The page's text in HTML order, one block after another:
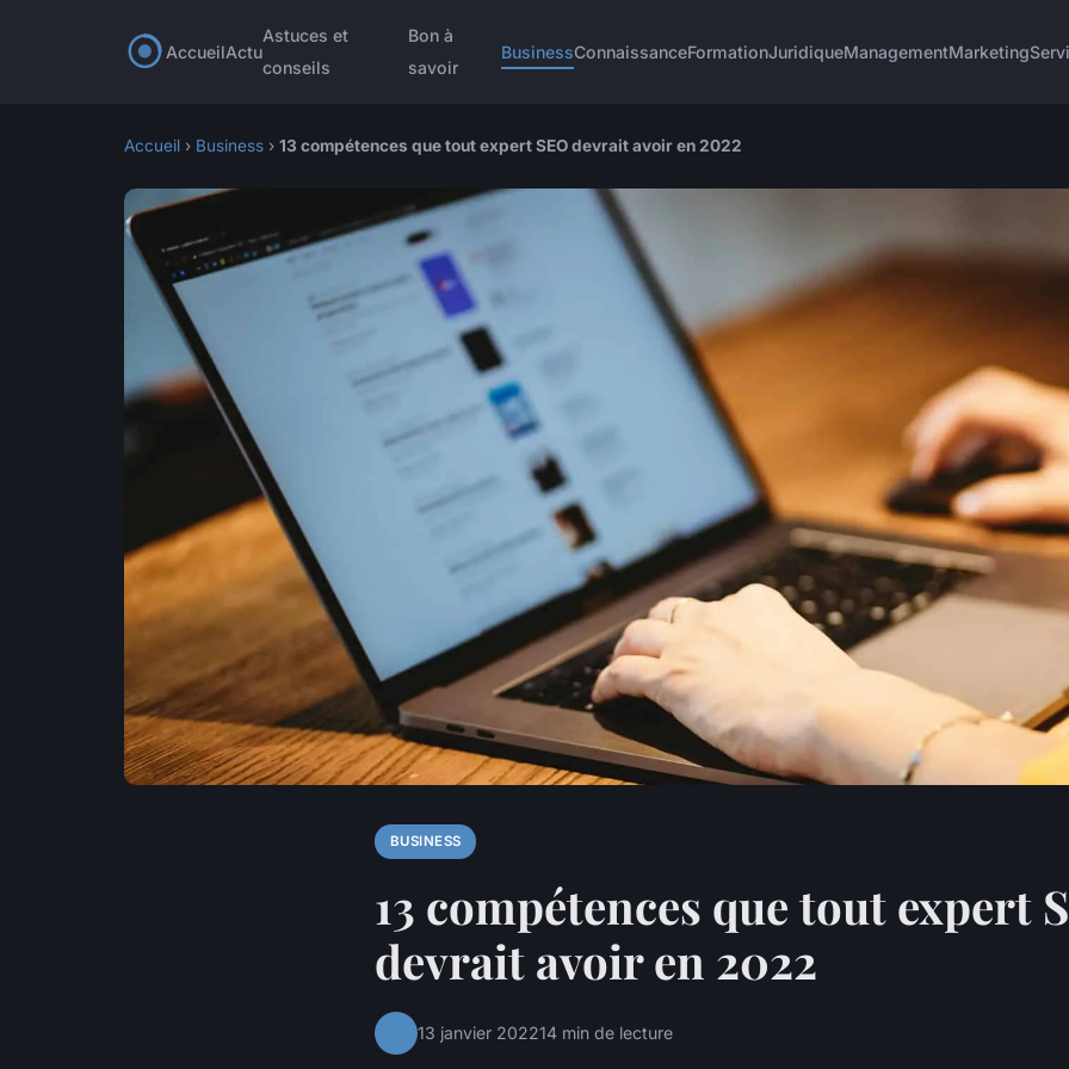
AccueilActu
Astuces et
conseils
Bon à
savoir
BusinessConnaissanceFormationJuridiqueManagementMarketing
Accueil › Business › 13 compétences que tout expert SEO devrait avoir en 2022
BUSINESS
13 compétences que tout expert
devrait avoir en 2022
13 janvier 202214 min de lecture